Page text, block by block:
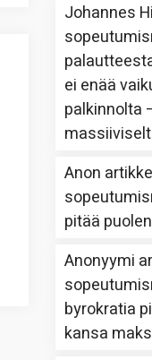
Johannes
ei enää
palkinnolta
Anon
pitää
Anonyymi
byrokratia
kansa